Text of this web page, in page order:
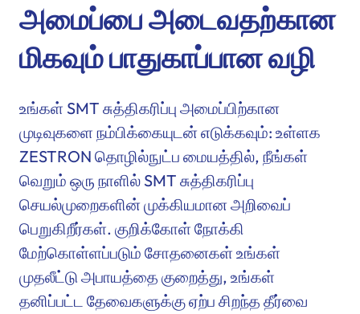
அமைப்பை அடைவதற்கான
மிகவும் பாதுகாப்பான வழி
உங்கள் SMT சுத்திகரிப்பு அமைப்பிற்கான
முடிவுகளை நம்பிக்கையுடன் எடுக்கவும்: உள்ளக
ZESTRON தொழில்நுட்ப மையத்தில், நீங்கள்
வெறும் ஒரு நாளில் SMT சுத்திகரிப்பு
செயல்முறைகளின் முக்கியமான அறிவைப்
பெறுகிறீர்கள். குறிக்கோள் நோக்கி
மேற்கொள்ளப்படும் சோதனைகள் உங்கள்
முதலீட்டு அபாயத்தை குறைத்து, உங்கள்
தனிப்பட்ட தேவைகளுக்கு ஏற்ப சிறந்த தீர்வை